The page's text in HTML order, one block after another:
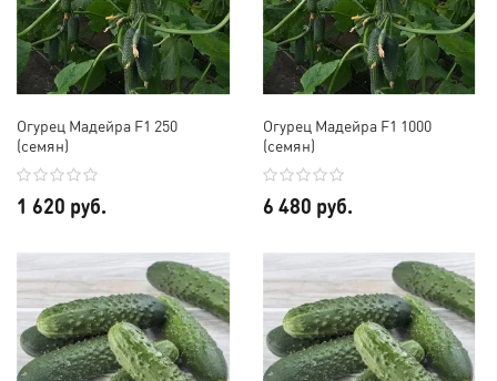
Огурец Мадейра F1 250
(семян)
1 620 руб.
Огурец Мадейра F1 1000
(семян)
6 480 руб.